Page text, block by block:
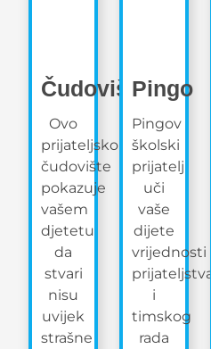
Čudovište
Ovo
prijateljsko
čudovište
pokazuje
vašem
djetetu
da
stvari
nisu
uvijek
strašne
Pingo
Pingov
školski
prijatelj
uči
vaše
dijete
vrijednosti
prijateljstva
i
timskog
rada